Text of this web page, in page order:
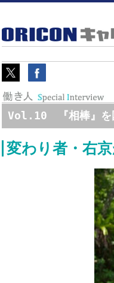
Vol.10 『相棒』を
変わり者・右